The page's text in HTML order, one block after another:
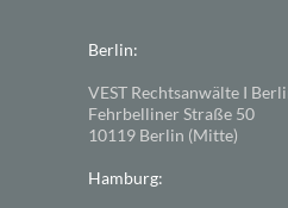
Berlin:
VEST Rechtsanwälte I
Fehrbelliner Straße 50
10119 Berlin (Mitte)
Hamburg: